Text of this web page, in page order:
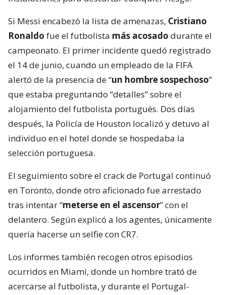
Si Messi encabezó la lista de amenazas, Cristiano
Ronaldo fue el futbolista más acosado durante el
campeonato. El primer incidente quedó registrado
el 14 de junio, cuando un empleado de la FIFA
alertó de la presencia de “un hombre sospechoso”
que estaba preguntando “detalles” sobre el
alojamiento del futbolista portugués. Dos días
después, la Policía de Houston localizó y detuvo al
individuo en el hotel donde se hospedaba la
selección portuguesa.
El seguimiento sobre el crack de Portugal continuó
en Toronto, donde otro aficionado fue arrestado
tras intentar “meterse en el ascensor” con el
delantero. Según explicó a los agentes, únicamente
quería hacerse un selfie con CR7.
Los informes también recogen otros episodios
ocurridos en Miami, donde un hombre trató de
acercarse al futbolista, y durante el Portugal-